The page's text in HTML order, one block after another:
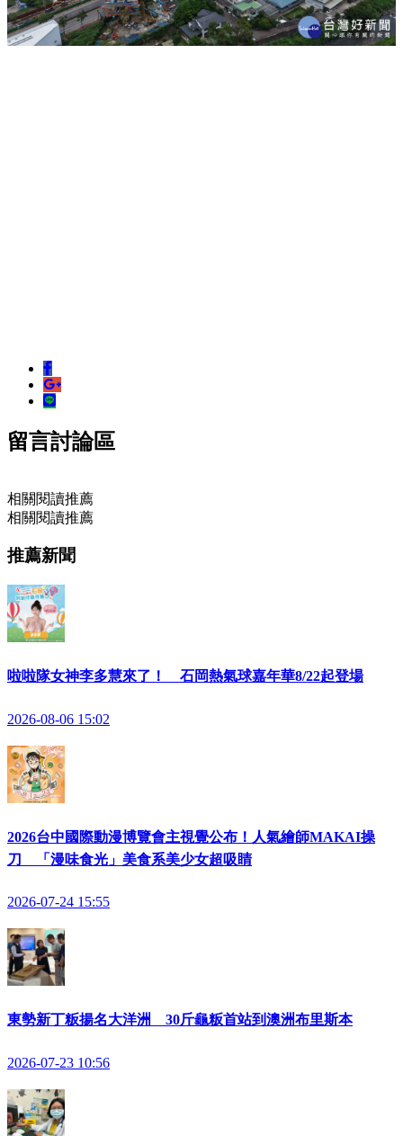
留言討論區
相關閱讀推薦
相關閱讀推薦
推薦新聞
啦啦隊女神李多慧來了！ 石岡熱氣球嘉年華8/22起登場
2026-08-06 15:02
2026台中國際動漫博覽會主視覺公布！人氣繪師MAKAI操
刀 「漫味食光」美食系美少女超吸睛
2026-07-24 15:55
東勢新丁粄揚名大洋洲 30斤龜粄首站到澳洲布里斯本
2026-07-23 10:56